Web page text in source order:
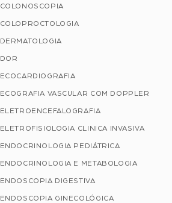
COLONOSCOPIA
COLOPROCTOLOGIA
DERMATOLOGIA
DOR
ECOCARDIOGRAFIA
ECOGRAFIA VASCULAR COM DOPPLER
ELETROENCEFALOGRAFIA
ELETROFISIOLOGIA CLINICA INVASIVA
ENDOCRINOLOGIA PEDIÁTRICA
ENDOCRINOLOGIA E METABOLOGIA
ENDOSCOPIA DIGESTIVA
ENDOSCOPIA GINECOLÓGICA